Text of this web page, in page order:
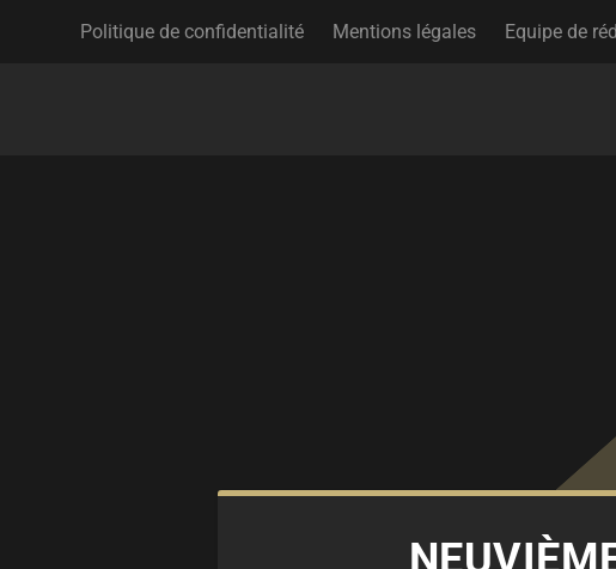
Politique de confidentialité Mentions légales Equipe de